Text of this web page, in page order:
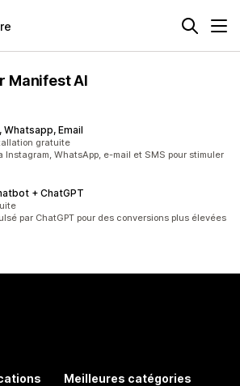
Manifest AI
Whatsapp, Email
gratuite
Instagram, WhatsApp, e-mail et SMS pour stimuler
+ ChatGPT
par ChatGPT pour des conversions plus élevées
Meilleures catégories